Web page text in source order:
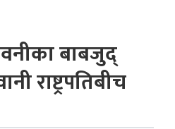
बाबजुद्
राष्ट्रपतिबीच